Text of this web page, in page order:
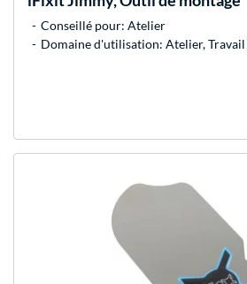
Conseillé pour: Atelier
Domaine d'utilisation: Atelier,